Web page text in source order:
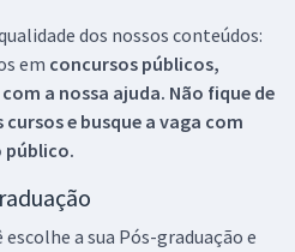
dos nossos conteúdos:
em concursos públicos,
com a nossa ajuda. Não fique de
e busque a vaga com
público.
a sua Pós-graduação e